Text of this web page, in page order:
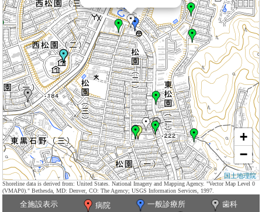
+
−
国土地理院
Shoreline data is derived from: United States. National Imagery and Mapping Agency. "Vector Map Level 0
(VMAP0)." Bethesda, MD: Denver, CO: The Agency; USGS Information Services, 1997.
全施設表示 病院 一般診療所
歯科